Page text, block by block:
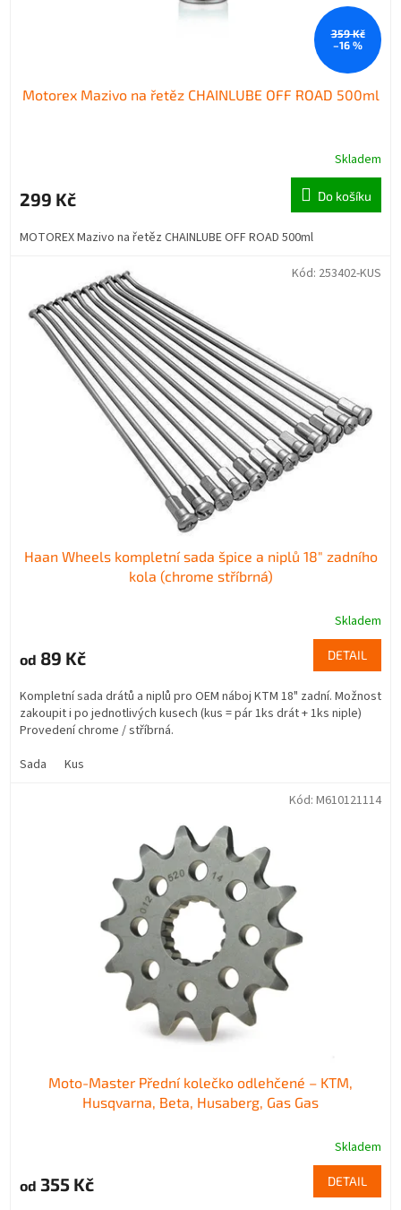
359 Kč
–16 %
Motorex Mazivo na řetěz CHAINLUBE OFF ROAD 500ml
Skladem
299 Kč Do košíku
MOTOREX Mazivo na řetěz CHAINLUBE OFF ROAD 500ml
Haan Wheels kompletní sada špice a niplů 18" zadního
kola (chrome stříbrná)
Skladem
od 89 Kč DETAIL
Kompletní sada drátů a niplů pro OEM náboj KTM 18" zadní. Možnost
zakoupit i po jednotlivých kusech (kus = pár 1ks drát + 1ks niple)
Provedení chrome / stříbrná.
Sada
Kus
Kód: 253402-KUS
Moto-Master Přední kolečko odlehčené – KTM,
Husqvarna, Beta, Husaberg, Gas Gas
Skladem
od 355 Kč DETAIL
Kód: M610121114